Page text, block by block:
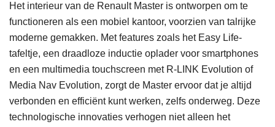
Het interieur van de Renault Master is ontworpen om te
functioneren als een mobiel kantoor, voorzien van talrijke
moderne gemakken. Met features zoals het Easy Life-
tafeltje, een draadloze inductie oplader voor smartphones
en een multimedia touchscreen met R-LINK Evolution of
Media Nav Evolution, zorgt de Master ervoor dat je altijd
verbonden en efficiënt kunt werken, zelfs onderweg. Deze
technologische innovaties verhogen niet alleen het